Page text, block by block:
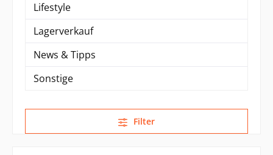
Lifestyle
Lagerverkauf
News & Tipps
Sonstige
Filter